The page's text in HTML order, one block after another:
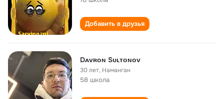
Добавить в друзья
Dᴀᴠʀᴏɴ Sᴜʟᴛᴏɴᴏᴠ
30 лет, Наманган
58 школа